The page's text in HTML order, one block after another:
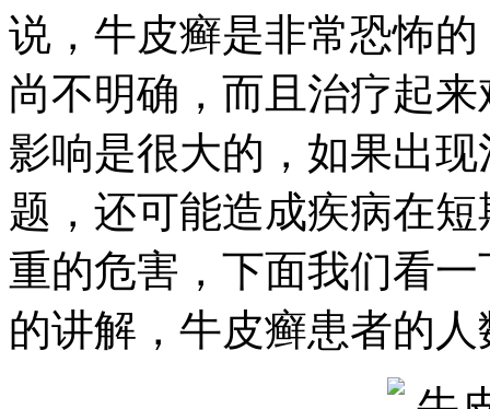
说，牛皮癣是非常恐怖
尚不明确，而且治疗起
影响是很大的，如果出
题，还可能造成疾病在
重的危害，下面我们看一
的讲解，牛皮癣患者的